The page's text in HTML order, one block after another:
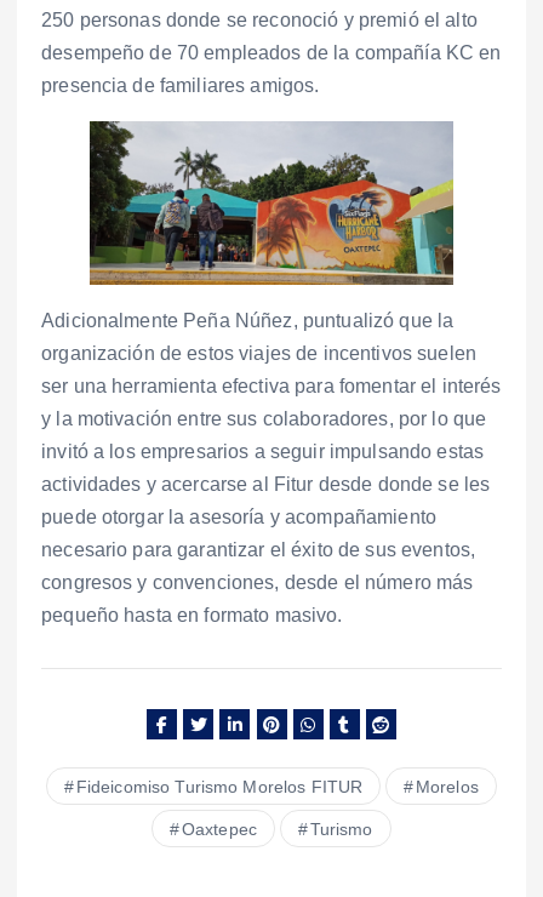
250 personas donde se reconoció y premió el alto
desempeño de 70 empleados de la compañía KC en
presencia de familiares amigos.
Adicionalmente Peña Núñez, puntualizó que la
organización de estos viajes de incentivos suelen
ser una herramienta efectiva para fomentar el interés
y la motivación entre sus colaboradores, por lo que
invitó a los empresarios a seguir impulsando estas
actividades y acercarse al Fitur desde donde se les
puede otorgar la asesoría y acompañamiento
necesario para garantizar el éxito de sus eventos,
congresos y convenciones, desde el número más
pequeño hasta en formato masivo.
Fideicomiso Turismo Morelos FITUR Morelos
Oaxtepec Turismo